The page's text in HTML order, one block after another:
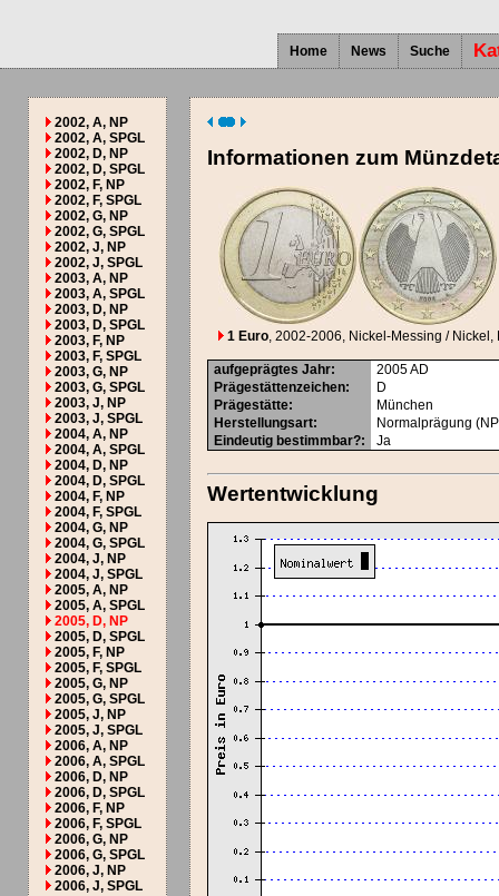
Home News Suche
2002, A, NP
2002, A, SPGL
2002, D, NP
2002, D, SPGL
2002, F, NP
2002, F, SPGL
2002, G, NP
2002, G, SPGL
2002, J, NP
2002, J, SPGL
2003, A, NP
2003, A, SPGL
2003, D, NP
2003, D, SPGL
2003, F, NP
2003, F, SPGL
2003, G, NP
2003, G, SPGL
2003, J, NP
2003, J, SPGL
2004, A, NP
2004, A, SPGL
2004, D, NP
2004, D, SPGL
2004, F, NP
2004, F, SPGL
2004, G, NP
2004, G, SPGL
2004, J, NP
2004, J, SPGL
2005, A, NP
2005, A, SPGL
2005, D, NP
2005, D, SPGL
2005, F, NP
2005, F, SPGL
2005, G, NP
2005, G, SPGL
2005, J, NP
2005, J, SPGL
2006, A, NP
2006, A, SPGL
2006, D, NP
2006, D, SPGL
2006, F, NP
2006, F, SPGL
2006, G, NP
2006, G, SPGL
2006, J, NP
2006, J, SPGL
Informationen zum
1 Euro, 2002-2006, Nickel-Messing / Nickel,
aufgeprägtes Jahr: 2005AD
Prägestättenzeichen:
D
Prägestätte:
München
Herstellungsart:
Normalprägung
Eindeutig bestimmbar?: Ja
Wertentwicklung